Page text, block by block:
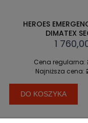
HEROES EMERGENCY
DIMATEX SEC1559
1 760,00 zł
Cena regularna:2
Najniższa cena:2
DO KOSZYKA